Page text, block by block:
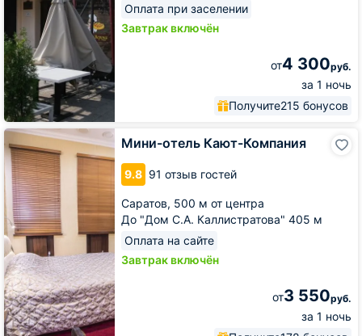
Оплата при заселении
Завтрак включён
от4 300руб.
за 1 ночь
Получите215 бонусов
Мини-отель Кают-Компания
9.8 91 отзыв гостей
Саратов, 500 м от центра
До "Дом С.А. Каллистратова" 405 м
Оплата на сайте
Завтрак включён
от3 550руб.
за 1 ночь
Мини-
отель
Кают-
Компания